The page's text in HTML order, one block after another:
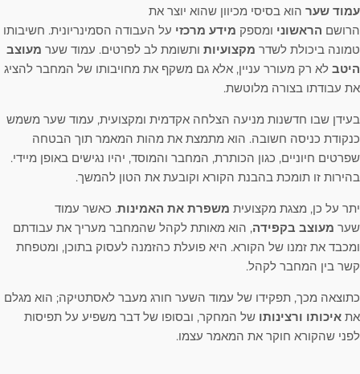
עמוד שער הוא בסיסי מכיוון שהוא יוצר את
הרושם הראשוני ומספק מידע מרכזי על העבודה הסמינריונית. חשיבותו
טמונה ביכולת לשדר מקצועיות ותשומת לב לפרטים. עמוד שער מעוצב
היטב לא רק מעורר עניין, אלא גם משקף את מחויבותו של המחבר להציג
את עבודתו בצורה מלוטשת.
בעידן שבו חדשנות מניעה הצלחה אקדמית ומקצועית, עמוד שער משמש
כנקודת כניסה חשובה. הוא מתמצת את מהות המאמר תוך הבטחה
שפרטים חיוניים, כגון הכותרת, המחבר והמוסד, יהיו נגישים באופן מיידי.
בהירות זו תומכת בהבנת הקורא וקובעת את הטון להמשך.
יתר על כן, מצגת מקצועית משפרת את האמינות. כאשר עמוד
שער מעוצב בקפידה, הוא מאותת לקהל שהמחבר מעריך את עבודתם
ומכבד את זמנו של הקורא. היא פועלת כהזמנה לעסוק בתוכן, ומטפחת
קשר בין המחבר לקהל.
כתוצאה מכך, תפקידו של עמוד השער חורג מעבר לאסתטיקה; הוא מגלם
את איכותו ורצינותו של המחקר, ובסופו של דבר משפיע על תפיסות
לפני שהקורא חוקר את המאמר עצמו.